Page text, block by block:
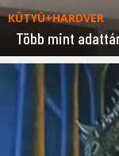
KÜTYÜ+HARDVER
Több mint